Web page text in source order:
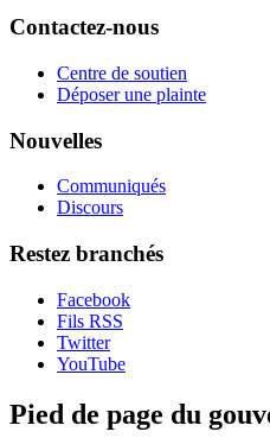
Contactez-nous
Centre de soutien
Déposer une plainte
Nouvelles
Communiqués
Discours
Restez branchés
Facebook
Fils RSS
Twitter
YouTube
Pied de page du